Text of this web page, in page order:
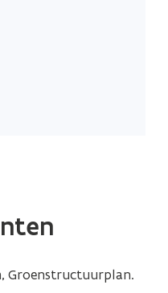
Groenstructuurplan.